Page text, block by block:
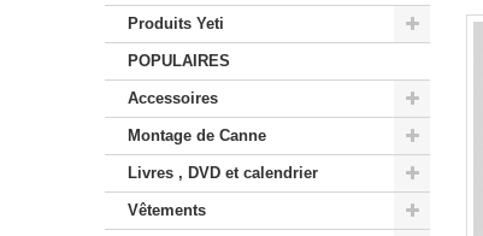
Produits Yeti
POPULAIRES
Accessoires
Montage de Canne
Livres , DVD et calendrier
Vêtements